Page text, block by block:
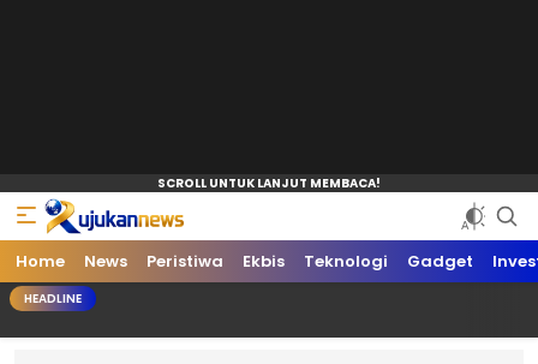
Home News Peristiwa Ekbis Teknologi Gadget
HEADLINE